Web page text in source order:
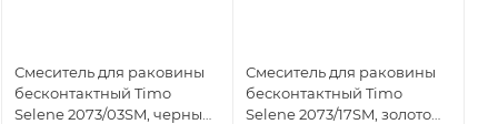
Смеситель для раковины
бесконтактный Timo
Selene 2073/03SM, черный
Смеситель для раковины
бесконтактный Timo
Selene 2073/17SM, золото